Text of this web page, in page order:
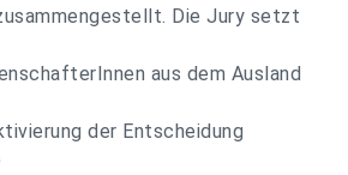
Die Jury setzt
aus dem Ausland
der Entscheidung